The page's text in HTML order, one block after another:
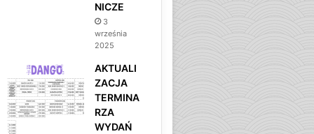
NICZE
3
września
2025
AKTUALI
ZACJA
TERMINA
RZA
WYDAŃ